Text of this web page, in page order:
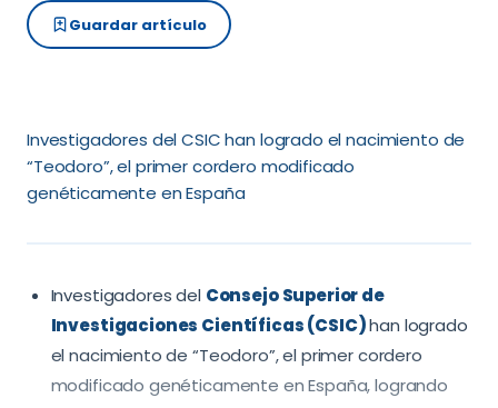
Guardar artículo
Investigadores del CSIC han logrado el nacimiento de
“Teodoro”, el primer cordero modificado
genéticamente en España
Investigadores del Consejo Superior de
Investigaciones Científicas (CSIC)han logrado
el nacimiento de “Teodoro”, el primer cordero
modificado genéticamente en España, logrando